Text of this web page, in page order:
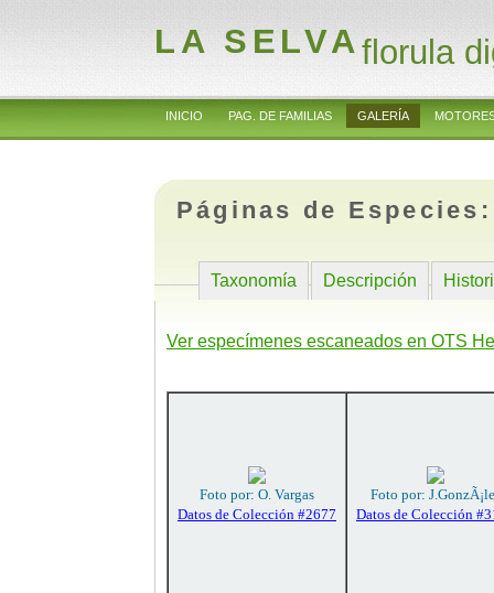
LA SELVAflorula
INICIO PAG. DE FAMILIAS GALERÍA
Páginas de
Taxonomía Descripción
Ver especímenes escaneados en OTS
Foto por: O. Vargas
Datos de Colección #2677
Foto por:
Datos de Colección